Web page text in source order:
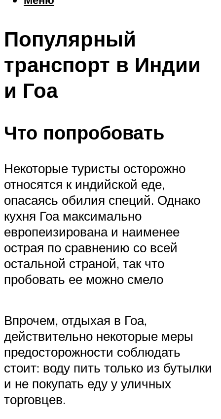
Шоппинг
Что посетить
Меню
Популярный
транспорт в Индии
и Гоа
Что попробовать
Некоторые туристы осторожно
относятся к индийской еде,
опасаясь обилия специй. Однако
кухня Гоа максимально
европеизирована и наименее
острая по сравнению со всей
остальной страной, так что
пробовать ее можно смело
Впрочем, отдыхая в Гоа,
действительно некоторые меры
предосторожности соблюдать
стоит: воду пить только из бутылки
и не покупать еду у уличных
торговцев.